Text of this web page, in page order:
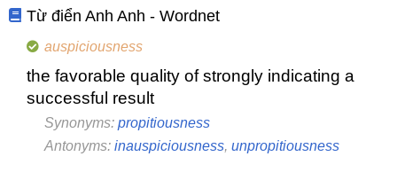
Từ điển Anh Anh - Wordnet
auspiciousness
the favorable quality of strongly indicating a
successful result
Synonyms: propitiousness
Antonyms: inauspiciousness, unpropitiousness